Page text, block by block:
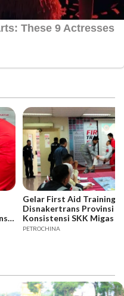
Gelar First Aid Training
Disnakertrans Provinsi
Konsistensi SKK Migas -
PETROCHINA